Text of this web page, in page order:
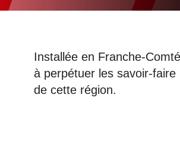
Installée en Franche-
à perpétuer les savoir-
de cette région.